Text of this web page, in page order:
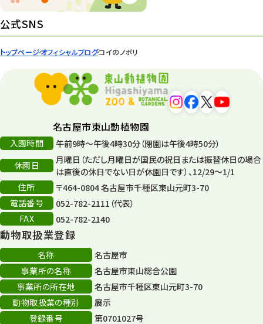
トップページオフィシャルブログコイのノボリ
イベント
平和公園
森のとこやさん
再生
再生フォーラム
80周年
その他
その他イベント
スカイタワー
公式SNS
名古屋市東山動植物園
入園時間
午前9時～午後4時30分（閉園は午後4時50分）
休園日
月曜日（ただし月曜日が国民の祝日または振替休日の場合
は直後の休日でない日が休園日です）、12/29～1/1
住所
〒464-0804 名古屋市千種区東山元町3-70
電話番号
052-782-2111（代表）
FAX
052-782-2140
動物取扱業登録
名称
名古屋市
事業所の名称
名古屋市東山総合公園
事業所の所在地
名古屋市千種区東山元町3-70
動物取扱業の種別
展示
登録番号
第0701027号